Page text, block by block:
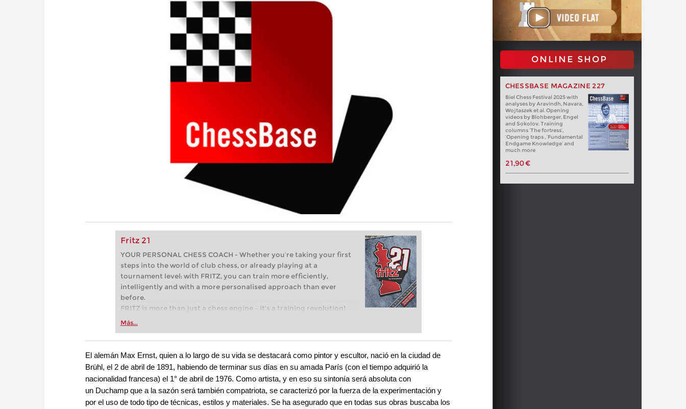
Fritz 21
YOUR PERSONAL CHESS COACH - Whether you’re taking your first
steps into the world of club chess, or already playing at a
tournament level: with FRITZ, you can train more efficiently,
intelligently and with a more personalised approach than ever
before.
FRITZ is more than just a chess engine – it’s a training revolution!
Whether you’re taking your first steps into the world of club chess,
more efficiently, intelligently and with a more personalised
approach than ever before.
Más...
ONLINE SHOP
CHESSBASE MAGAZINE 227
Biel Chess Festival 2025 with
analyses by Aravindh, Navara,
Wojtaszek et al. Opening
videos by Blohberger, Engel
and Sokolov. Training
columns ‘The fortress’,
‘Opening traps , ‘Fundamental
Endgame Knowledge’ and
much more
21,90 €
El alemán Max Ernst, quien a lo largo de su vida se destacará como pintor y escultor, nació en la ciudad de
Brühl, el 2 de abril de 1891, habiendo de terminar sus días en su amada París (con el tiempo adquirió la
nacionalidad francesa) el 1° de abril de 1976. Como artista, y en eso su sintonía será absoluta con
un Duchamp que a la sazón será también compatriota, se caracterizó por la fuerza de la experimentación y
por el uso de todo tipo de técnicas, estilos y materiales. Se ha asegurado que en todas sus obras buscaba los